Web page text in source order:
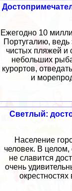
Ежегодно 10
Португалию, ведь
чистых пляжей и
небольших
курортов,
и
Светлый:
Население
человек. В
не славится
очень
окрестностях